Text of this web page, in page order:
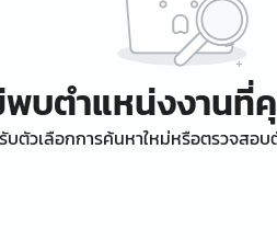
พบตำแหน่งงาน
บตัวเลือกการค้นหาใหม่หรือตรวจสอ